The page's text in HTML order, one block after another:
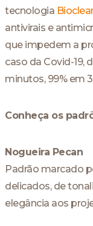
tecnologia
antivirais e
que impedem a
caso da Covid-19,
minutos, 99% em
Conheça os
Nogueira Pecan
Padrão marcado
delicados, de
elegância aos